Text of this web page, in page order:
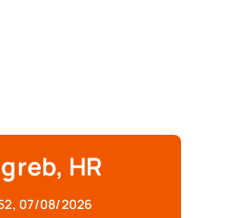
HR
07/08/2026